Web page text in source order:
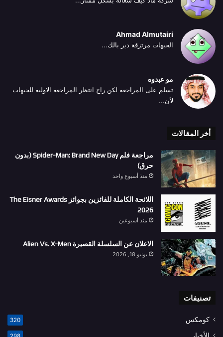
Ahmad Almutairi
الجبهات مرتزقة دير بالك...
مو عبدوه
تسلم على المراجعة لكن راح انتظر المراجعة الاولية للجبهات
لأن...
أخر المقالات
مراجعة فلم Spider-Man: Brand New Day (بدون
حرق)
منذ أسبوع واحد
اللائحة الكاملة للفائزين بجوائز The Eisner Awards
2026
منذ أسبوعين
الاعلان عن السلسلة القصيرة Alien Vs. X-Men
يونيو 18, 2026
تصنيفات
كومكس 320